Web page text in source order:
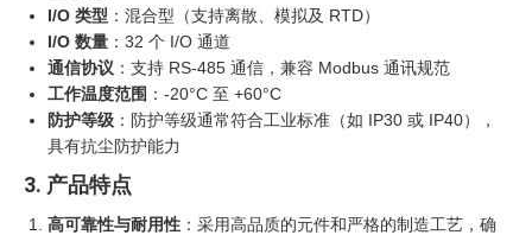
I/O 类型 ：混合型（支持离散、模拟及 RTD）
I/O 数量 ：32 个 I/O 通道
通信协议 ：支持 RS-485 通信，兼容 Modbus 通讯规范
工作温度范围 ：-20°C 至 +60°C
防护等级 ：防护等级通常符合工业标准（如 IP30 或 IP40），
具有抗尘防护能力
3. 产品特点
高可靠性与耐用性 ：采用高品质的元件和严格的制造工艺，确